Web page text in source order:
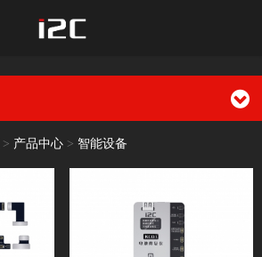
> 产品中心 > 智能设备